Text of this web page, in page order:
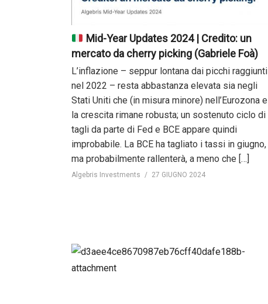
Mid-Year Updates 2024 | Credito: un
mercato da cherry picking (Gabriele Foà)
L’inflazione – seppur lontana dai picchi raggiunti
nel 2022 – resta abbastanza elevata sia negli
Stati Uniti che (in misura minore) nell’Eurozona e
la crescita rimane robusta; un sostenuto ciclo di
tagli da parte di Fed e BCE appare quindi
improbabile. La BCE ha tagliato i tassi in giugno,
ma probabilmente rallenterà, a meno che […]
Algebris Investments 27 GIUGNO 2024